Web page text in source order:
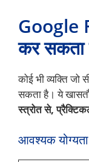
Google
कर सकता
कोई भी व्यक्ति
सकता है। ये
स्त्रोत से,
आवश्यक